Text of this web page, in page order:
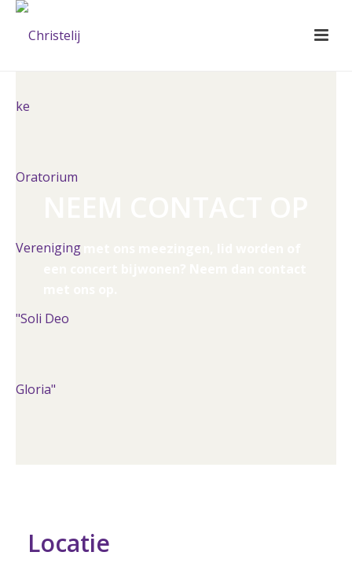
Wilt u met ons meezingen, lid worden of
Locatie